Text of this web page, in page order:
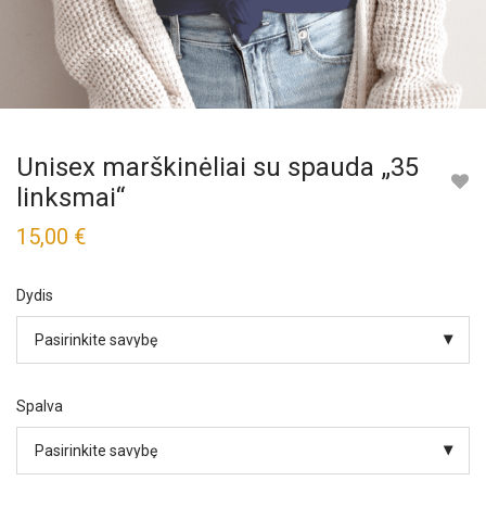
Unisex marškinėliai su spauda „35
linksmai“
15,00 €
Dydis
Spalva